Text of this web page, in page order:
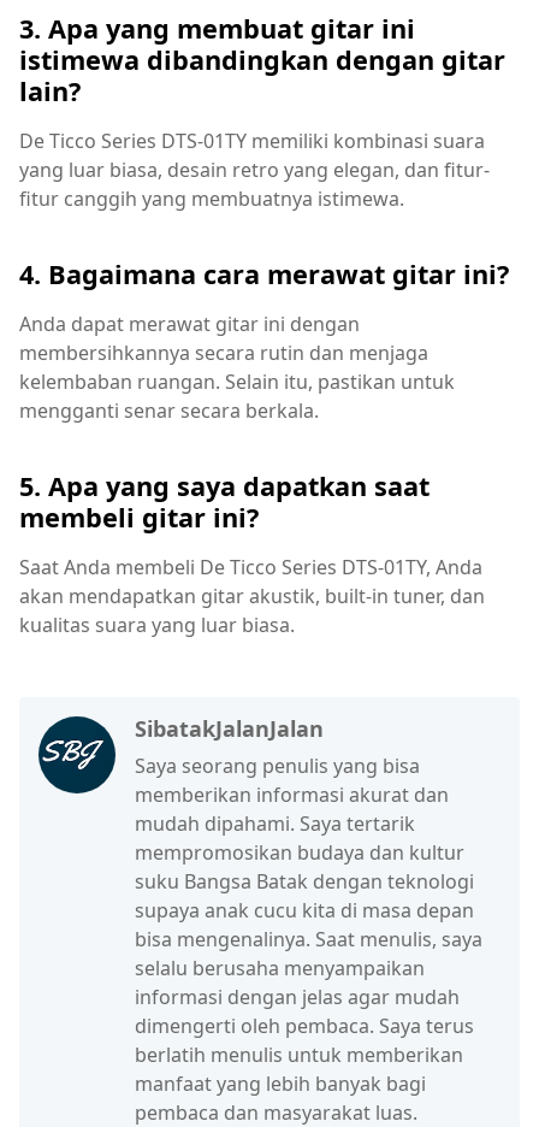
3. Apa yang membuat gitar ini
istimewa dibandingkan dengan gitar
lain?
De Ticco Series DTS-01TY memiliki kombinasi suara
yang luar biasa, desain retro yang elegan, dan fitur-
fitur canggih yang membuatnya istimewa.
4. Bagaimana cara merawat gitar ini?
Anda dapat merawat gitar ini dengan
membersihkannya secara rutin dan menjaga
kelembaban ruangan. Selain itu, pastikan untuk
mengganti senar secara berkala.
5. Apa yang saya dapatkan saat
membeli gitar ini?
Saat Anda membeli De Ticco Series DTS-01TY, Anda
akan mendapatkan gitar akustik, built-in tuner, dan
kualitas suara yang luar biasa.
SibatakJalanJalan
Saya seorang penulis yang bisa
memberikan informasi akurat dan
mudah dipahami. Saya tertarik
mempromosikan budaya dan kultur
suku Bangsa Batak dengan teknologi
supaya anak cucu kita di masa depan
bisa mengenalinya. Saat menulis, saya
selalu berusaha menyampaikan
informasi dengan jelas agar mudah
dimengerti oleh pembaca. Saya terus
berlatih menulis untuk memberikan
manfaat yang lebih banyak bagi
pembaca dan masyarakat luas.